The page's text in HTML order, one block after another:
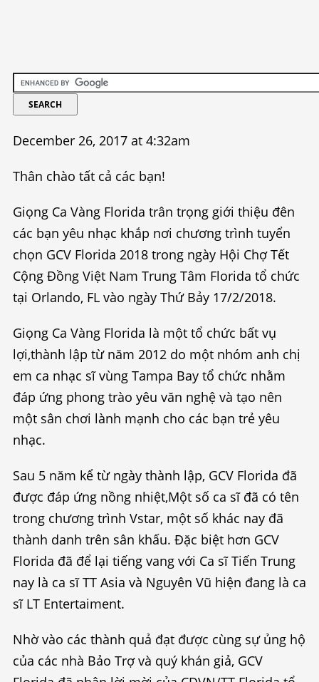
December 26, 2017 at 4:32am
Thân chào tất cả các bạn!
Giọng Ca Vàng Florida trân trọng giới thiệu đên
các bạn yêu nhạc khắp nơi chương trình tuyển
chọn GCV Florida 2018 trong ngày Hội Chợ Tết
Cộng Đồng Việt Nam Trung Tâm Florida tổ chức
tại Orlando, FL vào ngày Thứ Bảy 17/2/2018.
Giọng Ca Vàng Florida là một tổ chức bất vụ
lợi,thành lập từ năm 2012 do một nhóm anh chị
em ca nhạc sĩ vùng Tampa Bay tổ chức nhằm
đáp ứng phong trào yêu văn nghệ và tạo nên
một sân chơi lành mạnh cho các bạn trẻ yêu
nhạc.
Sau 5 năm kể từ ngày thành lập, GCV Florida đã
được đáp ứng nồng nhiệt,Một số ca sĩ đã có tên
trong chương trình Vstar, một số khác nay đã
thành danh trên sân khấu. Đặc biệt hơn GCV
Florida đã để lại tiếng vang với Ca sĩ Tiến Trung
nay là ca sĩ TT Asia và Nguyên Vũ hiện đang là ca
sĩ LT Entertaiment.
Nhờ vào các thành quả đạt được cùng sự ủng hộ
của các nhà Bảo Trợ và quý khán giả, GCV